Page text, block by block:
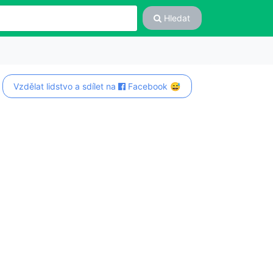
Hledat
Vzdělat lidstvo a sdílet na Facebook 😅